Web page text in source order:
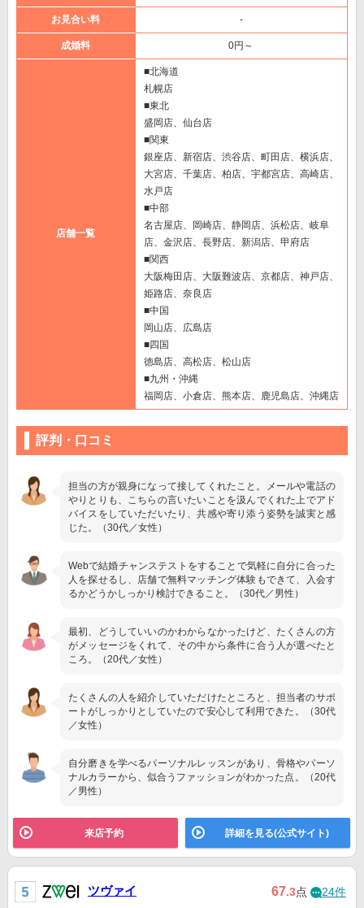
お見合い料 -
成婚料 0円～
店舗一覧
■北海道
札幌店
■東北
盛岡店、仙台店
■関東
銀座店、新宿店、渋谷店、町田店、横浜店、
大宮店、千葉店、柏店、宇都宮店、高崎店、
水戸店
■中部
名古屋店、岡崎店、静岡店、浜松店、岐阜
店、金沢店、長野店、新潟店、甲府店
■関西
大阪梅田店、大阪難波店、京都店、神戸店、
姫路店、奈良店
■中国
岡山店、広島店
■四国
徳島店、高松店、松山店
■九州・沖縄
福岡店、小倉店、熊本店、鹿児島店、沖縄店
評判・口コミ
担当の方が親身になって接してくれたこと。メールや電話の
やりとりも、こちらの言いたいことを汲んでくれた上でアド
バイスをしていただいたり、共感や寄り添う姿勢を誠実と感
じた。（30代／女性）
Webで結婚チャンステストをすることで気軽に自分に合った
人を探せるし、店舗で無料マッチング体験もできて、入会す
るかどうかしっかり検討できること。（30代／男性）
最初、どうしていいのかわからなかったけど、たくさんの方
がメッセージをくれて、その中から条件に合う人が選べたと
ころ。（20代／女性）
たくさんの人を紹介していただけたところと、担当者のサポ
ートがしっかりとしていたので安心して利用できた。（30代
／女性）
自分磨きを学べるパーソナルレッスンがあり、骨格やパーソ
ナルカラーから、似合うファッションがわかった点。（20代
／男性）
来店予約 詳細を見る(公式サイト)
ツヴァイ 67.3点 24件